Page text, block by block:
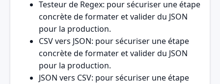
Testeur de Regex: pour sécuriser une étape
concrète de formater et valider du JSON
pour la production.
CSV vers JSON: pour sécuriser une étape
concrète de formater et valider du JSON
pour la production.
JSON vers CSV: pour sécuriser une étape